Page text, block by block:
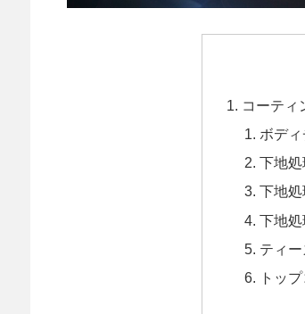
コーテ
ボデ
下地
下地
下地
ティ
トッ